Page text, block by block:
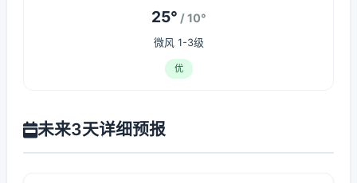
25° / 10°
微风 1-3级
优
未来3天详细预报